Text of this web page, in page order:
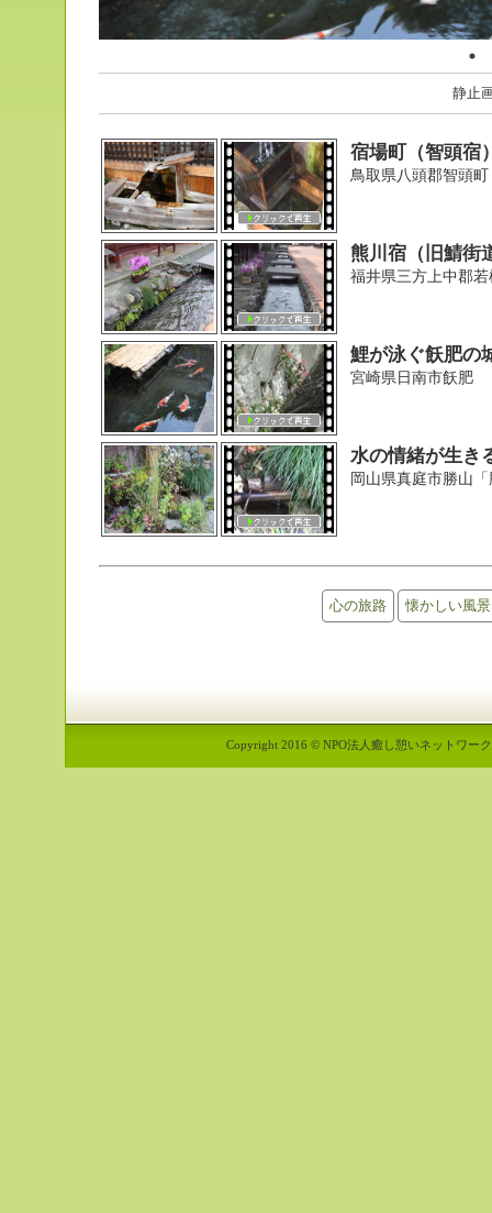
静止
宿場町（智頭宿
鳥取県八頭郡智頭
熊川宿（旧鯖街
福井県三方上中郡
鯉が泳ぐ飫肥の
宮崎県日南市飫肥
水の情緒が生き
岡山県真庭市勝山
心の旅路 懐かしい風景
Copyright 2016 © NPO法人癒し憩いネットワー